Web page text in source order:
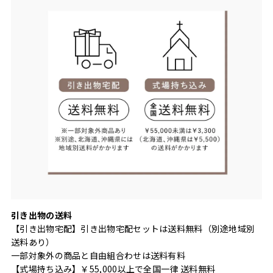
引き出物の送料
【引き出物宅配】引き出物宅配セットは送料無料（別途地域別
送料あり）
一部対象外の商品と自由組合わせは送料有料
【式場持ち込み】￥55,000以上で全国一律 送料無料